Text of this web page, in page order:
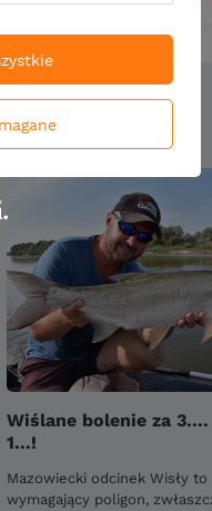
Wiślane bolenie za
1...!
Mazowiecki odcinek Wisły to
wymagający poligon,